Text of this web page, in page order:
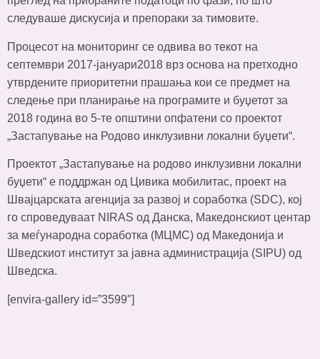
следуваше дискусија и препораки за тимовите.
Процесот на мониторинг се одвива во текот на
септември 2017-јануари2018 врз основа на претходно
утврдените приоритетни прашања кои се предмет на
следење при планирање на програмите и буџетот за
2018 година во 5-те општини опфатени со проектот
„Застапување на Родово инклузивни локални буџети“.
Проектот „Застапување на родово инклузивни локални
буџети“ е поддржан од Цивика мобилитас, проект на
Швајцарската агенција за развој и соработка (SDC), кој
го спроведуваат NIRAS од Данска, Македонскиот центар
за меѓународна соработка (МЦМС) од Македонија и
Шведскиот институт за јавна администрација (SIPU) од
Шведска.
[envira-gallery id=”3599″]